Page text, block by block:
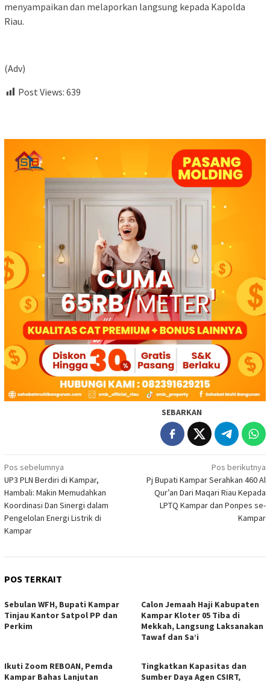
menyampaikan dan melaporkan langsung kepada Kapolda
Riau.
(Adv)
Post Views: 639
SEBARKAN
Navigasi
pos
Pos sebelumnya
UP3 PLN Berdiri di Kampar,
Hambali: Makin Memudahkan
Koordinasi Dan Sinergi dalam
Pengelolan Energi Listrik di
Kampar
Pos berikutnya
Pj Bupati Kampar Serahkan 460 Al
Qur’an Dari Maqari Riau Kepada
LPTQ Kampar dan Ponpes se-
Kampar
POS TERKAIT
Sebulan WFH, Bupati Kampar
Tinjau Kantor Satpol PP dan
Perkim
Calon Jemaah Haji Kabupaten
Kampar Kloter 05 Tiba di
Mekkah, Langsung Laksanakan
Tawaf dan Sa’i
Ikuti Zoom REBOAN, Pemda
Kampar Bahas Lanjutan
Tingkatkan Kapasitas dan
Sumber Daya Agen CSIRT,